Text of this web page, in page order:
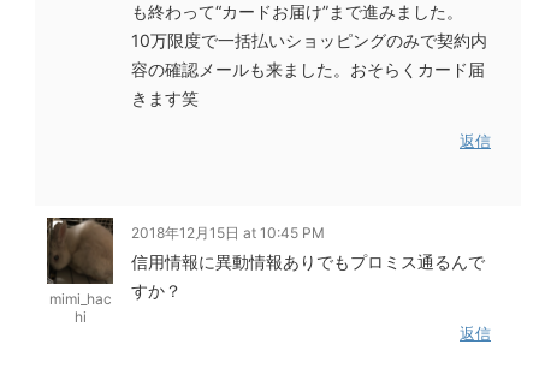
も終わって“カードお届け”まで進みました。
10万限度で一括払いショッピングのみで契約内
容の確認メールも来ました。おそらくカード届
きます笑
返信
mimi_hac
hi
2018年12月15日 at 10:45 PM
信用情報に異動情報ありでもプロミス通るんで
すか？
返信